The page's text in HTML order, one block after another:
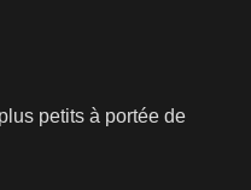
petits à portée de